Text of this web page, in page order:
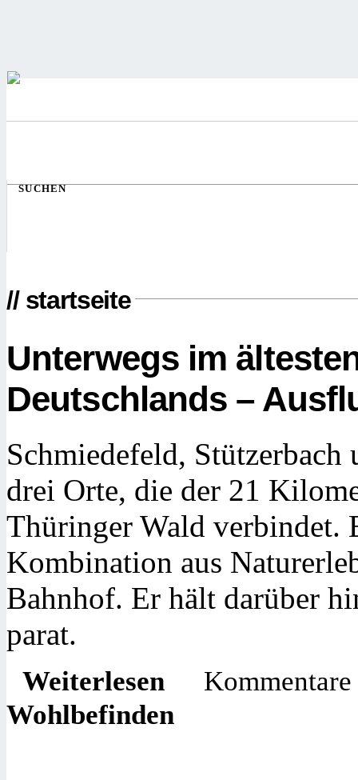
SUCHEN
// startseite
Unterwegs im
Deutschlands –
Schmiedefeld,
drei Orte, die der 21
Thüringer Wald verbindet.
Kombination aus
Bahnhof. Er hält darüber
parat.
Weiterlesen
Wohlbefinden